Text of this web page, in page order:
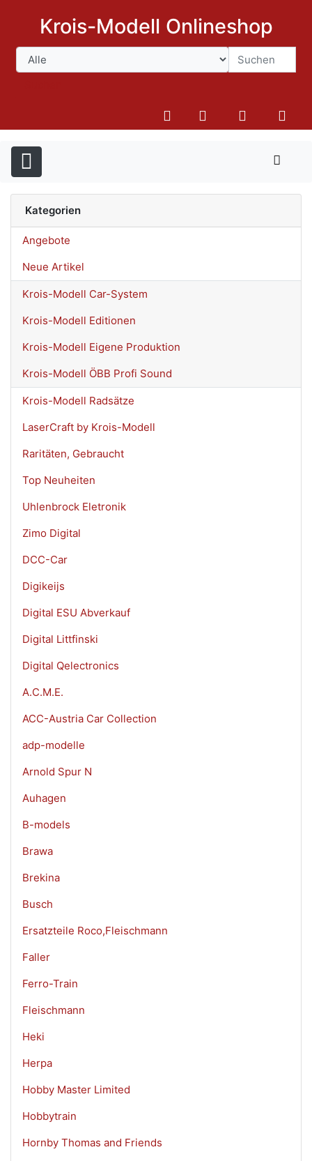
Krois-Modell Onlineshop
Kategorien
Angebote
Neue Artikel
Krois-Modell Car-System
Krois-Modell Editionen
Krois-Modell Eigene Produktion
Krois-Modell ÖBB Profi Sound
Krois-Modell Radsätze
LaserCraft by Krois-Modell
Raritäten, Gebraucht
Top Neuheiten
Uhlenbrock Eletronik
Zimo Digital
DCC-Car
Digikeijs
Digital ESU Abverkauf
Digital Littfinski
Digital Qelectronics
A.C.M.E.
ACC-Austria Car Collection
adp-modelle
Arnold Spur N
Auhagen
B-models
Brawa
Brekina
Busch
Ersatzteile Roco,Fleischmann
Faller
Ferro-Train
Fleischmann
Heki
Herpa
Hobby Master Limited
Hobbytrain
Hornby Thomas and Friends